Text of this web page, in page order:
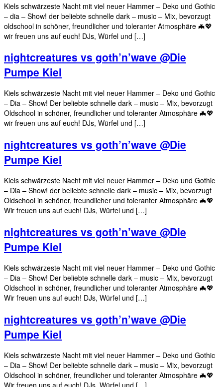
Kiels schwärzeste Nacht mit viel neuer Hammer – Deko und Gothic
– dia – Show! der beliebte schnelle dark – music – Mix, bevorzugt
oldschool in schöner, freundlicher und toleranter Atmosphäre 🦇💖
wir freuen uns auf euch! DJs, Würfel und […]
nightcreatures vs goth’n’wave @Die
Pumpe Kiel
Kiels schwärzeste Nacht mit viel neuer Hammer – Deko und Gothic
– Dia – Show! Der beliebte schnelle dark – music – Mix, bevorzugt
Oldschool in schöner, freundlicher und toleranter Atmosphäre 🦇💖
wir freuen uns auf euch! DJs, Würfel und […]
nightcreatures vs goth’n’wave @Die
Pumpe Kiel
Kiels schwärzeste Nacht mit viel neuer Hammer – Deko und Gothic
– Dia – Show! der beliebte schnelle dark – music – Mix, bevorzugt
Oldschool in schöner, freundlicher und toleranter Atmosphäre 🦇💖
Wir freuen uns auf euch! DJs, Würfel und […]
nightcreatures vs goth’n’wave @Die
Pumpe Kiel
Kiels schwärzeste Nacht mit viel neuer Hammer – Deko und Gothic
– Dia – Show! Der beliebte schnelle dark – music – Mix, bevorzugt
Oldschool in schöner, freundlicher und toleranter Atmosphäre 🦇💖
Wir freuen uns auf euch! DJs, Würfel und […]
nightcreatures vs goth’n’wave @Die
Pumpe Kiel
Kiels schwärzeste Nacht mit viel neuer Hammer – Deko und Gothic
– Dia – Show! Der beliebte schnelle dark – music – Mix, bevorzugt
Oldschool in schöner, freundlicher und toleranter Atmosphäre 🦇💖
Wir freuen uns auf euch! DJs, Würfel und […]